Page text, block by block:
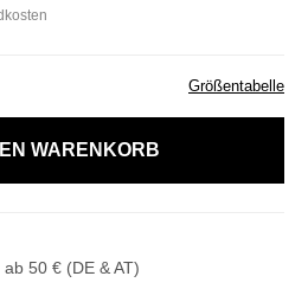
Größentabelle
WARENKORB
50 € (DE & AT)